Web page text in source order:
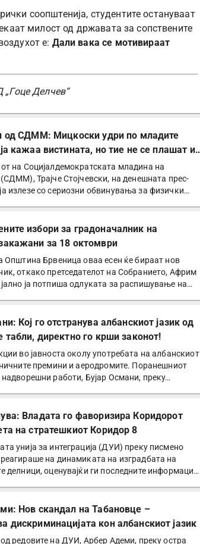
соопштенија, студентите остануваат
милост од државата за сопствените
е: Дали вака се мотивираат
„Гоце Делчев“
од СДММ: Мицкоски удри по младите
кажаа вистината, но тие не се плашат и
на Социјалдемократската младина на
Трајче Стојчевски, на денешната прес-
излезе со сериозни обвинувања за физички
избори за градоначалник на
за 18 октомври
Општина Брвеница оваа есен ќе бираат нов
откако претседателот на Собранието, Африм
ја потпиша одлуката за распишување на…
Кој го отстранува албанскиот јазик од
табли, директно го крши законот!
во јавноста околу употребата на албанскиот
премини и аеродромите. Поранешниот
надворешни работи, Бујар Османи, преку…
Владата го фаворизира Коридорот
на стратешкиот Коридор 8
унија за интеграција (ДУИ) преку писмено
на динамиката на изградбата на
делници, оценувајќи ги последните информации
Нов скандал на Табановце –
дискриминацијата кон албанскиот јазик
редовите на ДУИ, Арбер Адеми, преку остра